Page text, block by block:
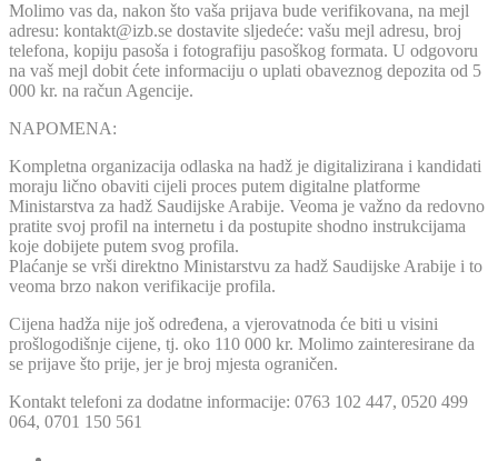
Molimo vas da, nakon što vaša prijava bude verifikovana, na mejl
adresu: kontakt@izb.se dostavite sljedeće: vašu mejl adresu, broj
telefona, kopiju pasoša i fotografiju pasoškog formata. U odgovoru
na vaš mejl dobit ćete informaciju o uplati obaveznog depozita od 5
000 kr. na račun Agencije.
NAPOMENA:
Kompletna organizacija odlaska na hadž je digitalizirana i kandidati
moraju lično obaviti cijeli proces putem digitalne platforme
Ministarstva za hadž Saudijske Arabije. Veoma je važno da redovno
pratite svoj profil na internetu i da postupite shodno instrukcijama
koje dobijete putem svog profila.
Plaćanje se vrši direktno Ministarstvu za hadž Saudijske Arabije i to
veoma brzo nakon verifikacije profila.
Cijena hadža nije još određena, a vjerovatnoda će biti u visini
prošlogodišnje cijene, tj. oko 110 000 kr. Molimo zainteresirane da
se prijave što prije, jer je broj mjesta ograničen.
Kontakt telefoni za dodatne informacije: 0763 102 447, 0520 499
064, 0701 150 561